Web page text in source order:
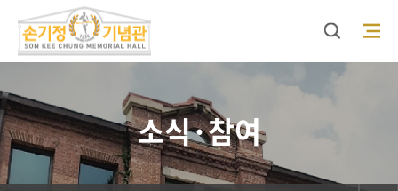
검색
모바일 메뉴 오픈
소식·참여